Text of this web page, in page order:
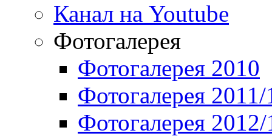
Канал на Youtube
Фотогалерея
Фотогалерея 2010
Фотогалерея 2011/
Фотогалерея